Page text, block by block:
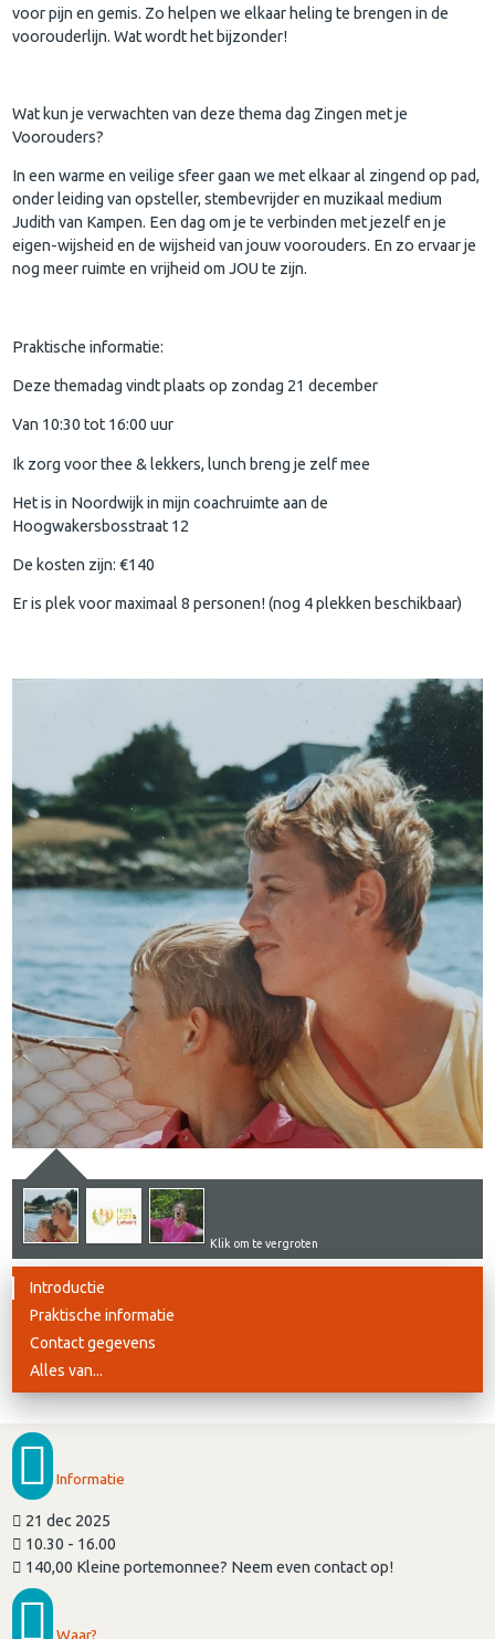
voor pijn en gemis. Zo helpen we elkaar heling te brengen in de
voorouderlijn. Wat wordt het bijzonder!
Wat kun je verwachten van deze thema dag Zingen met je
Voorouders?
In een warme en veilige sfeer gaan we met elkaar al zingend op pad,
onder leiding van opsteller, stembevrijder en muzikaal medium
Judith van Kampen. Een dag om je te verbinden met jezelf en je
eigen-wijsheid en de wijsheid van jouw voorouders. En zo ervaar je
nog meer ruimte en vrijheid om JOU te zijn.
Praktische informatie:
Deze themadag vindt plaats op zondag 21 december
Van 10:30 tot 16:00 uur
Ik zorg voor thee & lekkers, lunch breng je zelf mee
Het is in Noordwijk in mijn coachruimte aan de
Hoogwakersbosstraat 12
De kosten zijn: €140
Er is plek voor maximaal 8 personen! (nog 4 plekken beschikbaar)
Klik om te vergroten
Introductie
Praktische informatie
Contact gegevens
Alles van...
Informatie
21 dec 2025
10.30 - 16.00
140,00 Kleine portemonnee? Neem even contact op!
Waar?